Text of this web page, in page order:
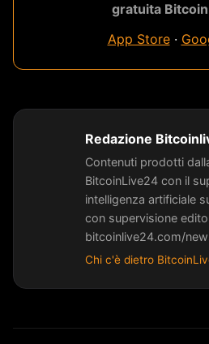
gratuita
App Store·
Redazione
Contenuti prodotti
BitcoinLive24 con il
intelligenza artificiale
con supervisione
bitcoinlive24.com/
Chi c'è dietro